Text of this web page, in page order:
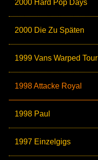
2000 Hard Pop Days
2000 Die Zu Späten
1999 Vans Warped Tour
1998 Attacke Royal
1998 Paul
1997 Einzelgigs